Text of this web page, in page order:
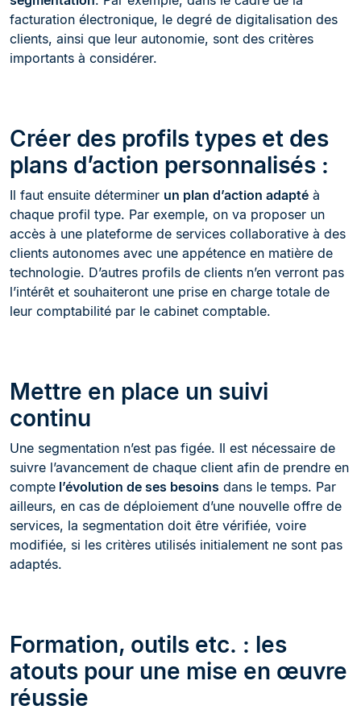
facturation électronique, le degré de digitalisation des
clients, ainsi que leur autonomie, sont des critères
importants à considérer.
Créer des profils types et des
plans d’action personnalisés :
Il faut ensuite déterminer un plan d’action adapté à
chaque profil type. Par exemple, on va proposer un
accès à une plateforme de services collaborative à des
clients autonomes avec une appétence en matière de
technologie. D’autres profils de clients n’en verront pas
l’intérêt et souhaiteront une prise en charge totale de
leur comptabilité par le cabinet comptable.
Mettre en place un suivi
continu
Une segmentation n’est pas figée. Il est nécessaire de
suivre l’avancement de chaque client afin de prendre en
compte l’évolution de ses besoins dans le temps. Par
ailleurs, en cas de déploiement d’une nouvelle offre de
services, la segmentation doit être vérifiée, voire
modifiée, si les critères utilisés initialement ne sont pas
adaptés.
Formation, outils etc. : les
atouts pour une mise en œuvre
réussie